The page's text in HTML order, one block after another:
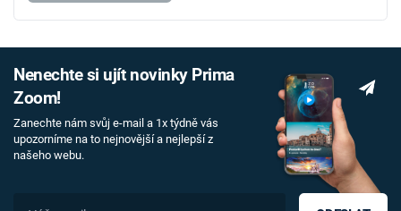
Nenechte si ujít novinky Prima
Zoom!
Zanechte nám svůj e-mail a 1x týdně vás
upozorníme na to nejnovější a nejlepší z
našeho webu.